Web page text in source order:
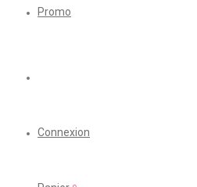
Promo
Connexion